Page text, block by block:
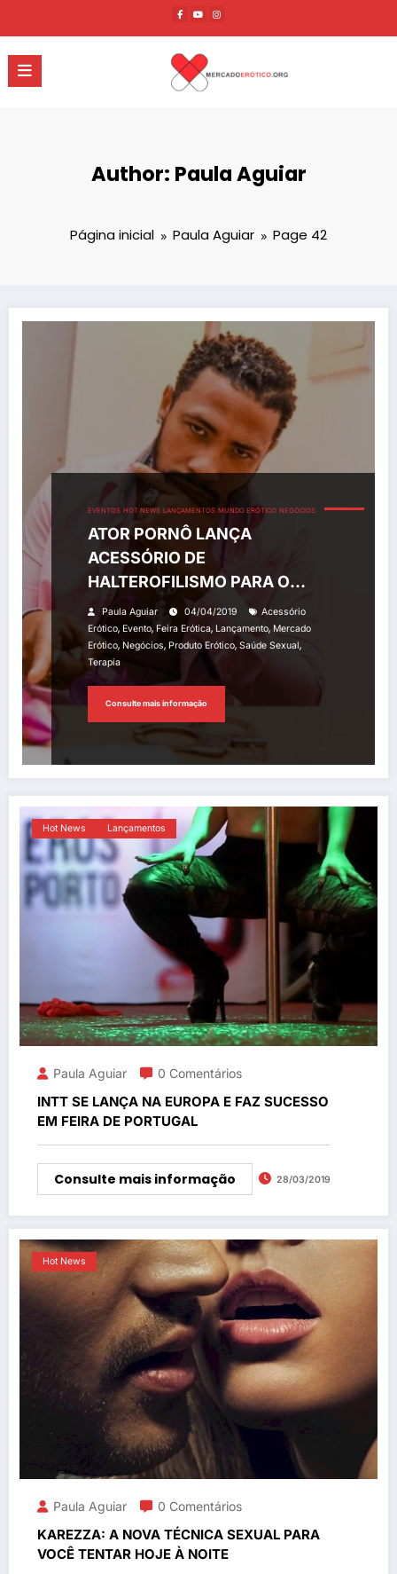
o
conteúdo
Author: Paula Aguiar
Página inicial Paula Aguiar Page 42
EVENTOS HOT NEWS LANÇAMENTOS MUNDO ERÓTICO NEGÓCIOS
ATOR PORNÔ LANÇA
ACESSÓRIO DE
HALTEROFILISMO PARA O
PÊNIS
Paula Aguiar 04/04/2019
Acessório
Erótico, Evento, Feira Erótica, Lançamento, Mercado
Erótico, Negócios, Produto Erótico, Saúde Sexual,
Terapia
Consulte mais informação
Hot News Lançamentos
Paula Aguiar 0 Comentários
INTT SE LANÇA NA EUROPA E FAZ SUCESSO
EM FEIRA DE PORTUGAL
Consulte mais informação 28/03/2019
Hot News
Paula Aguiar 0 Comentários
KAREZZA: A NOVA TÉCNICA SEXUAL PARA
VOCÊ TENTAR HOJE À NOITE